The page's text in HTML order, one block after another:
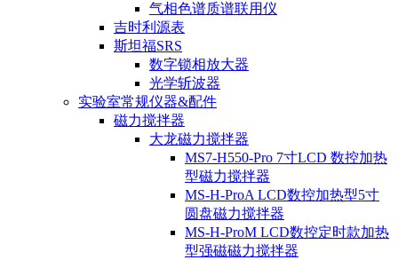
气相色谱质谱联用仪
吉时利源表
斯坦福SRS
数字锁相放大器
光学斩波器
实验室常规仪器&配件
磁力搅拌器
大龙磁力搅拌器
MS7-H550-Pro 7寸LCD 数控加热
型磁力搅拌器
MS-H-ProA LCD数控加热型5寸
圆盘磁力搅拌器
MS-H-ProM LCD数控定时款加热
型强磁磁力搅拌器